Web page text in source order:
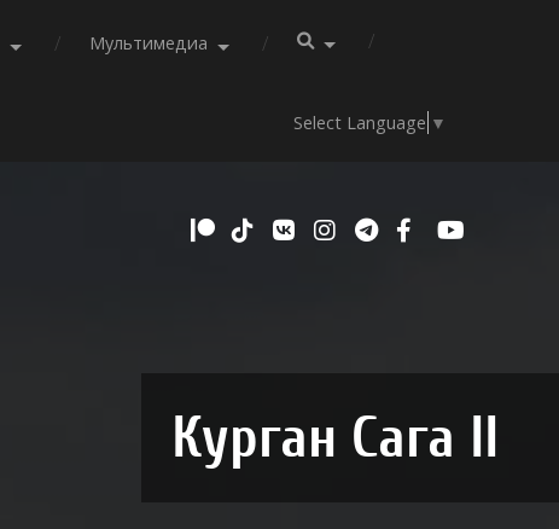
Мультимедиа
Select Language ▼
Курган Сага II